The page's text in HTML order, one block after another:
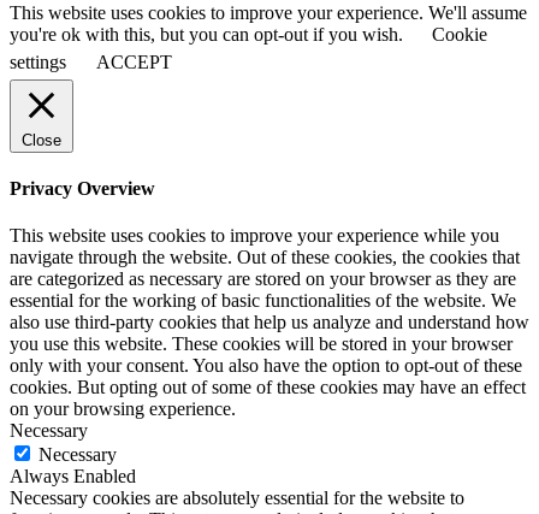
This website uses cookies to improve your experience. We'll assume
you're ok with this, but you can opt-out if you wish.
Cookie
settings
ACCEPT
Close
Privacy Overview
This website uses cookies to improve your experience while you
navigate through the website. Out of these cookies, the cookies that
are categorized as necessary are stored on your browser as they are
essential for the working of basic functionalities of the website. We
also use third-party cookies that help us analyze and understand how
you use this website. These cookies will be stored in your browser
only with your consent. You also have the option to opt-out of these
cookies. But opting out of some of these cookies may have an effect
on your browsing experience.
Necessary
Necessary
Always Enabled
Necessary cookies are absolutely essential for the website to